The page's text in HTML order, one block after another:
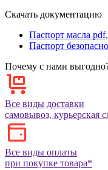
Скачать документацию
Паспорт масла
Паспорт
Почему с нами
Все виды доставки
самовывоз, курьерская
Все виды оплаты
при покупке товара*